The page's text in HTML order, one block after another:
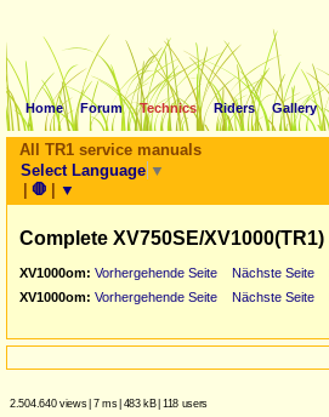
Home Forum Technics Riders Gallery
All TR1 service manuals
Select Language ▼
| 🛑 | ▼
Complete XV750SE/
XV1000om: Vorhergehende Seite Nächste Seite
XV1000om: Vorhergehende Seite Nächste Seite
2.504.640 views| 7 ms| 483 kB| 118 users